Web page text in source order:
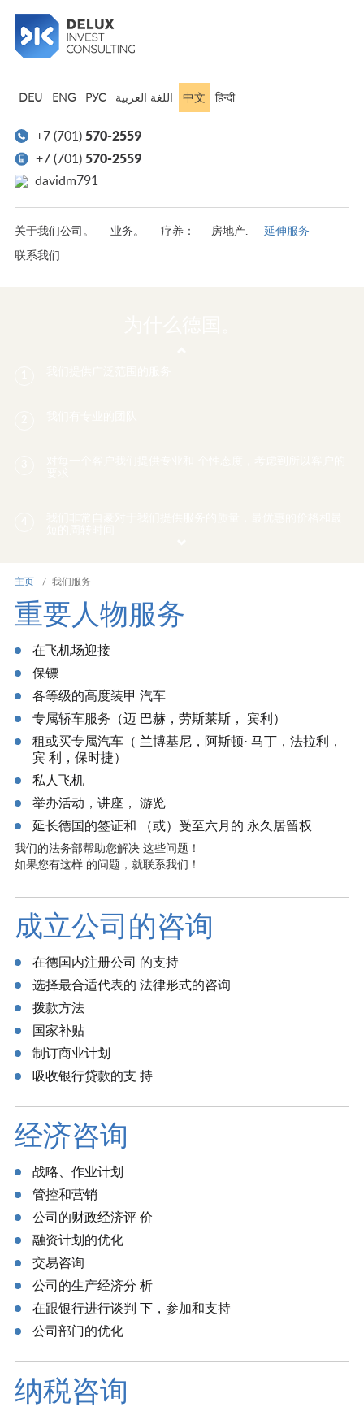
DEU ENG РУС 中文 हिन्दी
+7 (701) 570-2559
+7 (701) 570-2559
davidm791
关于我们公司。 业务。 疗养： 房地产. 延伸服务
联系我们
5 我们注意既定的目标和预期的结果
6 我们实现任务是直接的无中介.
主页 / 我们服务
重要人物服务
在飞机场迎接
保镖
各等级的高度装甲 汽车
专属轿车服务（迈 巴赫，劳斯莱斯， 宾利）
租或买专属汽车（ 兰博基尼，阿斯顿· 马丁，法拉利，
宾 利，保时捷）
私人飞机
举办活动，讲座， 游览
延长德国的签证和 （或）受至六月的 永久居留权
我们的法务部帮助您解决 这些问题！
如果您有这样 的问题，就联系我们！
成立公司的咨询
在德国内注册公司 的支持
选择最合适代表的 法律形式的咨询
拨款方法
国家补贴
制订商业计划
吸收银行贷款的支 持
经济咨询
战略、作业计划
管控和营销
公司的财政经济评 价
融资计划的优化
交易咨询
公司的生产经济分 析
在跟银行进行谈判 下，参加和支持
公司部门的优化
纳税咨询